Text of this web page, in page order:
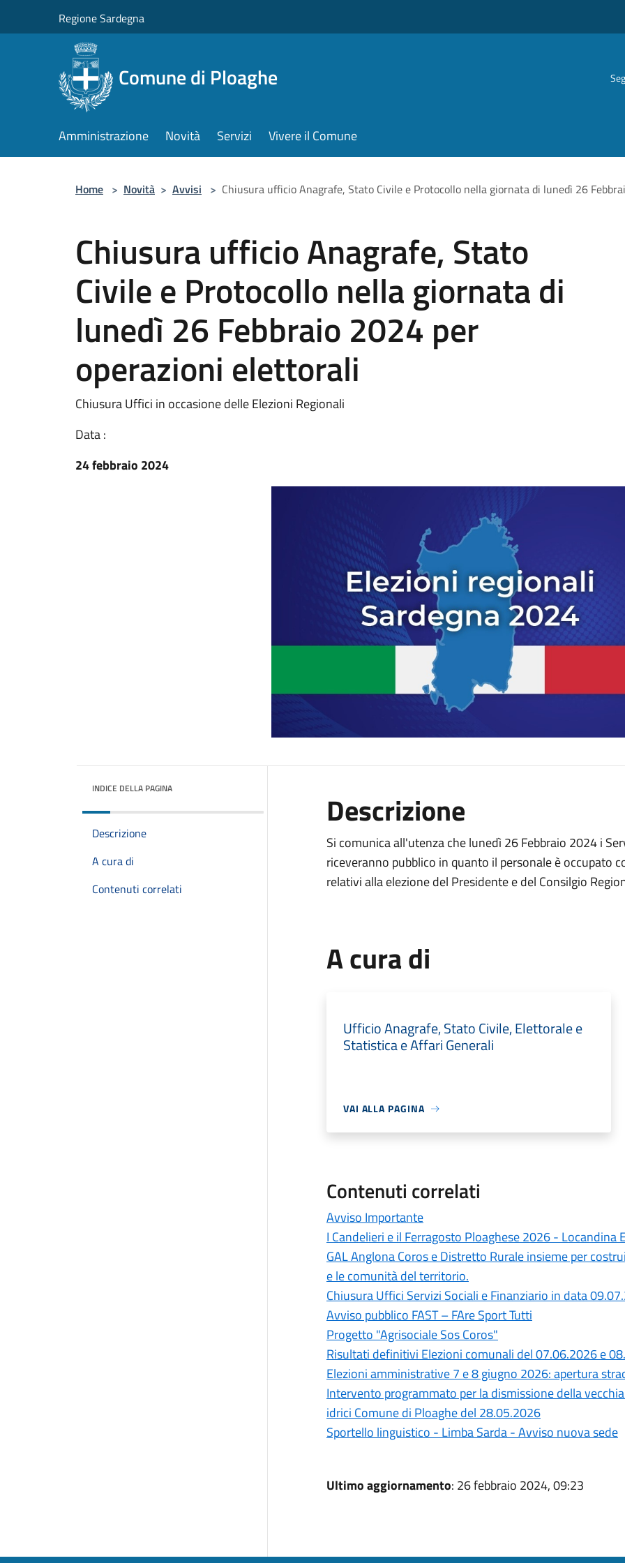
Regione Sardegna
Comune di Ploaghe
Amministrazione Novità Servizi Vivere il Comune
Home > Novità > Avvisi > Chiusura ufficio Anagrafe, Stato Civile e Protocollo nella giornata di lunedì 26
Chiusura ufficio Anagrafe, Stato
Civile e Protocollo nella giornata di
lunedì 26 Febbraio 2024 per
operazioni elettorali
Chiusura Uffici in occasione delle Elezioni Regionali
Data :
24 febbraio 2024
INDICE DELLA PAGINA
Descrizione
A cura di
Contenuti correlati
Descrizione
Si comunica all'utenza che lunedì 26 Febbraio 2024 i
riceveranno pubblico in quanto il personale è occupato
relativi alla elezione del Presidente e del Consilgio
A cura di
Ufficio Anagrafe, Stato Civile, Elettorale e
Statistica e Affari Generali
VAI ALLA PAGINA
Contenuti correlati
Avviso Importante
I Candelieri e il Ferragosto Ploaghese 2026 - Locandina
GAL Anglona Coros e Distretto Rurale insieme per
e le comunità del territorio.
Chiusura Uffici Servizi Sociali e Finanziario in data
Avviso pubblico FAST – FAre Sport Tutti
Progetto "Agrisociale Sos Coros"
Risultati definitivi Elezioni comunali del 07.06.2026 e
Elezioni amministrative 7 e 8 giugno 2026: apertura
Intervento programmato per la dismissione della
idrici Comune di Ploaghe del 28.05.2026
Sportello linguistico - Limba Sarda - Avviso nuova sede
Ultimo aggiornamento: 26 febbraio 2024, 09:23